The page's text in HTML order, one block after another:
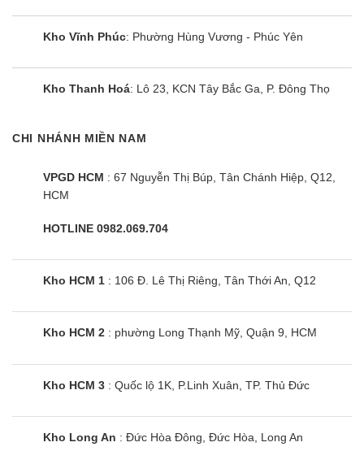
Kho Vĩnh Phúc: Phường Hùng Vương - Phúc Yên
Kho Thanh Hoá: Lô 23, KCN Tây Bắc Ga, P. Đông Thọ
CHI NHÁNH MIỀN NAM
VPGD HCM : 67 Nguyễn Thị Búp, Tân Chánh Hiệp, Q12,
HCM
HOTLINE 0982.069.704
Kho HCM 1 : 106 Đ. Lê Thị Riêng, Tân Thới An, Q12
Kho HCM 2 : phường Long Thạnh Mỹ, Quận 9, HCM
Kho HCM 3 : Quốc lộ 1K, P.Linh Xuân, TP. Thủ Đức
Kho Long An : Đức Hòa Đông, Đức Hòa, Long An